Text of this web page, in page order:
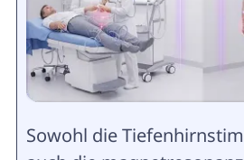
Sowohl die